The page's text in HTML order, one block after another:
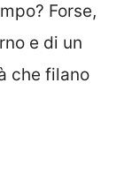
Forse,
e di un
che filano